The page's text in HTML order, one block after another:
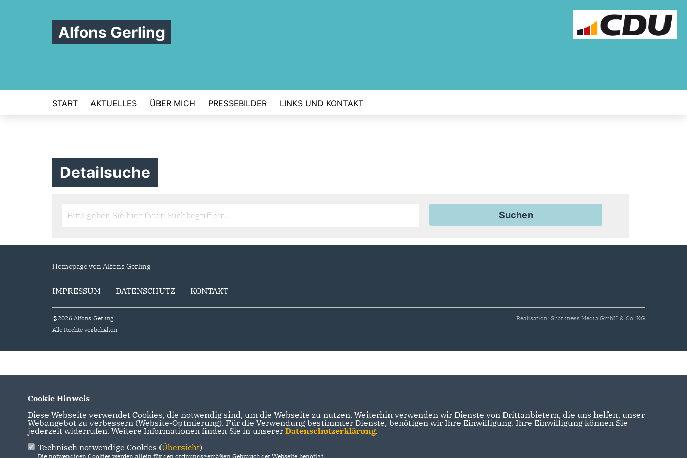
Alfons Gerling
START AKTUELLES ÜBER MICH PRESSEBILDER LINKS UND KONTAKT
Detailsuche
Homepage von Alfons Gerling
IMPRESSUM DATENSCHUTZ KONTAKT
@2026 Alfons Gerling
Alle Rechte vorbehalten.
Realisation: Sharkness Media GmbH & Co. KG
Cookie Hinweis
Diese Webseite verwendet Cookies, die notwendig sind, um die Webseite zu nutzen. Weiterhin verwenden wir Dienste von Drittanbietern, die uns helfen, unser
Webangebot zu verbessern (Website-Optmierung). Für die Verwendung bestimmter Dienste, benötigen wir Ihre Einwilligung. Ihre Einwilligung können Sie
jederzeit widerrufen. Weitere Informationen finden Sie in unserer Datenschutzerklärung.
Technisch notwendige Cookies (Übersicht)
Die notwendigen Cookies werden allein für den ordnungsgemäßen Gebrauch der Webseite benötigt.